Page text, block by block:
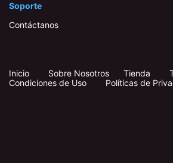
Soporte
Contáctanos
Inicio Sobre Nosotros Tienda
Condiciones de Uso
Políticas de